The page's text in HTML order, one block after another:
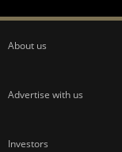
About us
Advertise with us
Investors